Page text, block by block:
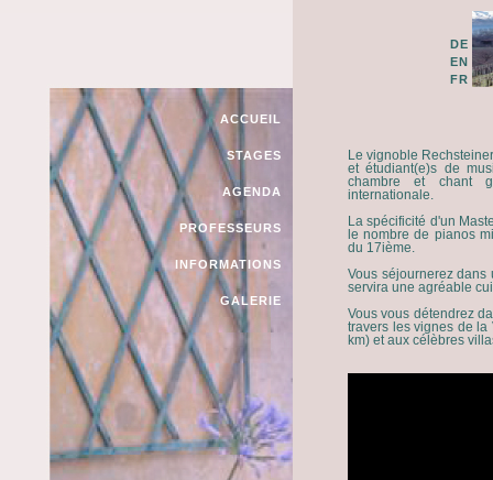
ACCUEIL
STAGES
AGENDA
PROFESSEURS
INFORMATIONS
GALERIE
DE
EN
FR
Le vignoble
et étudiant(e)s de
chambre et chant
internationale.
La spécificité d'un
le nombre de pianos
du 17ième.
Vous séjournerez dans
servira une agréable
Vous vous détendrez
travers les vignes de la
km) et aux célèbres